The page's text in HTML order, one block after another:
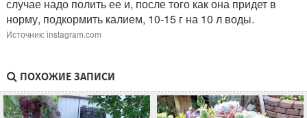
случае надо полить ее и, после того как она придет в
норму, подкормить калием, 10-15 г на 10 л воды.
Источник: instagram.com
ПОХОЖИЕ ЗАПИСИ